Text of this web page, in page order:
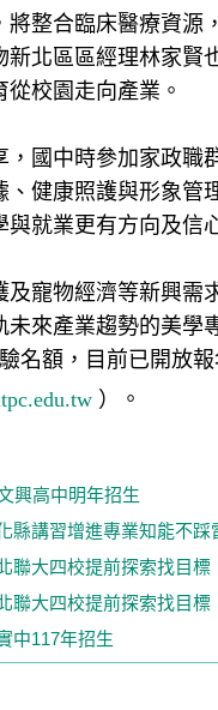
整合臨床醫療資
北區區經理林家
校園走向產業。
國中時參加家政
健康照護與形象
就業更有方向及信
寵物經濟等新興
來產業趨勢的美
名額，目前已開放
）。
興高中明年招生
縣講習增進專業知能不踩
聯大四校提前探索找目標
聯大四校提前探索找目標
中117年招生